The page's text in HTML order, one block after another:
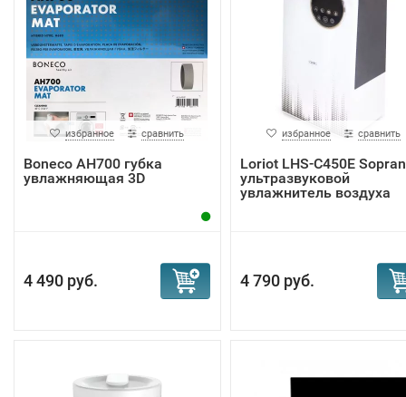
избранное сравнить
Boneco AH700 губка
увлажняющая 3D
4 490 руб.
избранное сравнить
Loriot LHS-C450E
ультразвуковой
увлажнитель воздуха
4 790 руб.